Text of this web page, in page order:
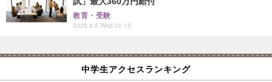
教育・受験
2026.8.5 Wed 20:15
中学生アクセスランキング